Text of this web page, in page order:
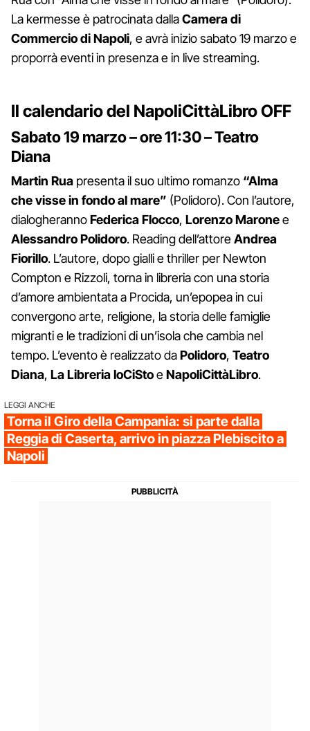
La kermesse è patrocinata dallaCamera di
Commercio di Napoli, e avrà inizio sabato 19 marzo e
proporrà eventi in presenza e in live streaming.
Il calendario del NapoliCittàLibro OFF
Sabato19 marzo – ore11:30 – Teatro
Diana
Martin Rua presenta il suo ultimo romanzo “Alma
che visse in fondo al mare” (Polidoro). Con l’autore,
dialogherannoFederica Flocco, Lorenzo Maronee
Alessandro Polidoro. Reading dell’attoreAndrea
Fiorillo. L’autore, dopo gialli e thriller per Newton
Compton e Rizzoli, torna in libreria con una storia
d’amore ambientata a Procida, un’epopea in cui
convergono arte, religione, la storia delle famiglie
migranti e le tradizioni di un’isola che cambia nel
tempo. L’evento è realizzato daPolidoro, Teatro
Diana, La Libreria IoCiStoeNapoliCittàLibro.
LEGGI ANCHE
Torna il Giro della Campania: si parte dalla
Reggia di Caserta, arrivo in piazza Plebiscito a
Napoli